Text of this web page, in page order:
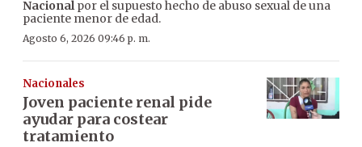
Nacionalpor el supuesto hecho de abuso sexual de una
paciente menor de edad.
Agosto 6, 2026 09:46 p. m.
Nacionales
Joven paciente renal pide
ayudar para costear
tratamiento